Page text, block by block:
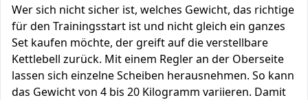
Wer sich nicht sicher ist, welches Gewicht, das richtige
für den Trainingsstart ist und nicht gleich ein ganzes
Set kaufen möchte, der greift auf die verstellbare
Kettlebell zurück. Mit einem Regler an der Oberseite
lassen sich einzelne Scheiben herausnehmen. So kann
das Gewicht von 4 bis 20 Kilogramm variieren. Damit